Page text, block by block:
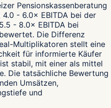
Pensionskassenberatung
- 6.0× EBITDA bei der
- 8.0× EBITDA bei
Die Differenz
Multiplikatoren stellt eine
für informierte Käufer
stabil, mit einer als mittel
Die tatsächliche Bewertung
Umsätzen,
und